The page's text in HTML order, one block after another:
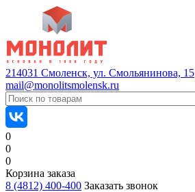
214031 Смоленск, ул. Смольянинова, 15
mail@monolitsmolensk.ru
0
0
0
Корзина заказа
8 (4812) 400-400 Заказать звонок